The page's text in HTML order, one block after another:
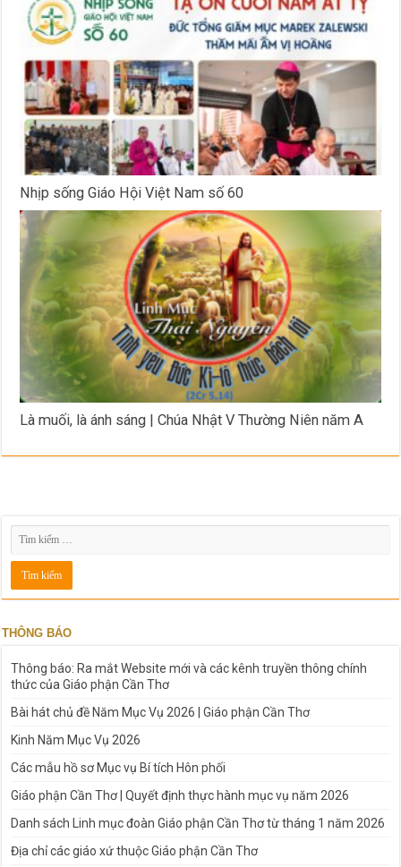
Nhịp sống Giáo Hội Việt Nam số 60
Là muối, là ánh sáng | Chúa Nhật V Thường Niên năm A
THÔNG BÁO
Thông báo: Ra mắt Website mới và các kênh truyền thông chính
thức của Giáo phận Cần Thơ
Bài hát chủ đề Năm Mục Vụ 2026 | Giáo phận Cần Thơ
Kinh Năm Mục Vụ 2026
Các mẫu hồ sơ Mục vụ Bí tích Hôn phối
Giáo phận Cần Thơ | Quyết định thực hành mục vụ năm 2026
Danh sách Linh mục đoàn Giáo phận Cần Thơ từ tháng 1 năm 2026
Địa chỉ các giáo xứ thuộc Giáo phận Cần Thơ